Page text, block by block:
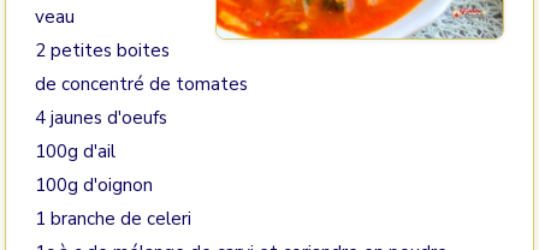
veau
2 petites boites
de concentré de tomates
4 jaunes d'oeufs
100g d'ail
100g d'oignon
1 branche de celeri